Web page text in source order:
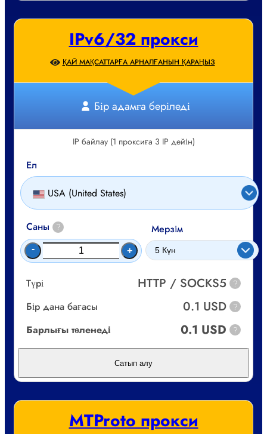
IPv6/32 прокси
ҚАЙ МАҚСАТТАРҒА АРНАЛҒАНЫН ҚАРАҢЫЗ
Бір адамға беріледі
IP байлау (1 проксиға 3 IP дейін)
Ел
USA (United States)
Саны ?
- +
Мерзім
Түрі HTTP / SOCKS5 ?
Бір дана бағасы 0.1 USD ?
Барлығы төленеді 0.1 USD ?
Сатып алу
MTProto прокси